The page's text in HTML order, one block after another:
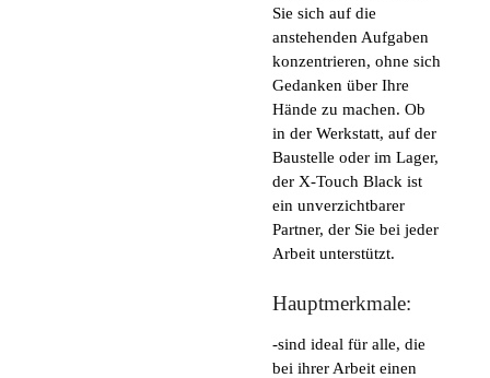
Sie sich auf die
anstehenden Aufgaben
konzentrieren, ohne sich
Gedanken über Ihre
Hände zu machen. Ob
in der Werkstatt, auf der
Baustelle oder im Lager,
der X-Touch Black ist
ein unverzichtbarer
Partner, der Sie bei jeder
Arbeit unterstützt.
Hauptmerkmale:
-sind ideal für alle, die
bei ihrer Arbeit einen